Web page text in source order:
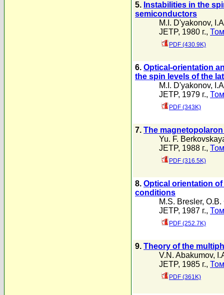
5. Instabilities in the
semiconductors
M.I. D'yakonov,
JETP, 1980 г.,
PDF (430.9K)
6. Optical-orientation
the spin levels of the
M.I. D'yakonov,
JETP, 1979 г.,
PDF (343K)
7. The
Yu. F.
JETP, 1988 г.,
PDF (316.5K)
8. Optical orientation
conditions
M.S. Bresler, O.B.
JETP, 1987 г.,
PDF (252.7K)
9. Theory of the
V.N. Abakumov,
JETP, 1985 г.,
PDF (361K)